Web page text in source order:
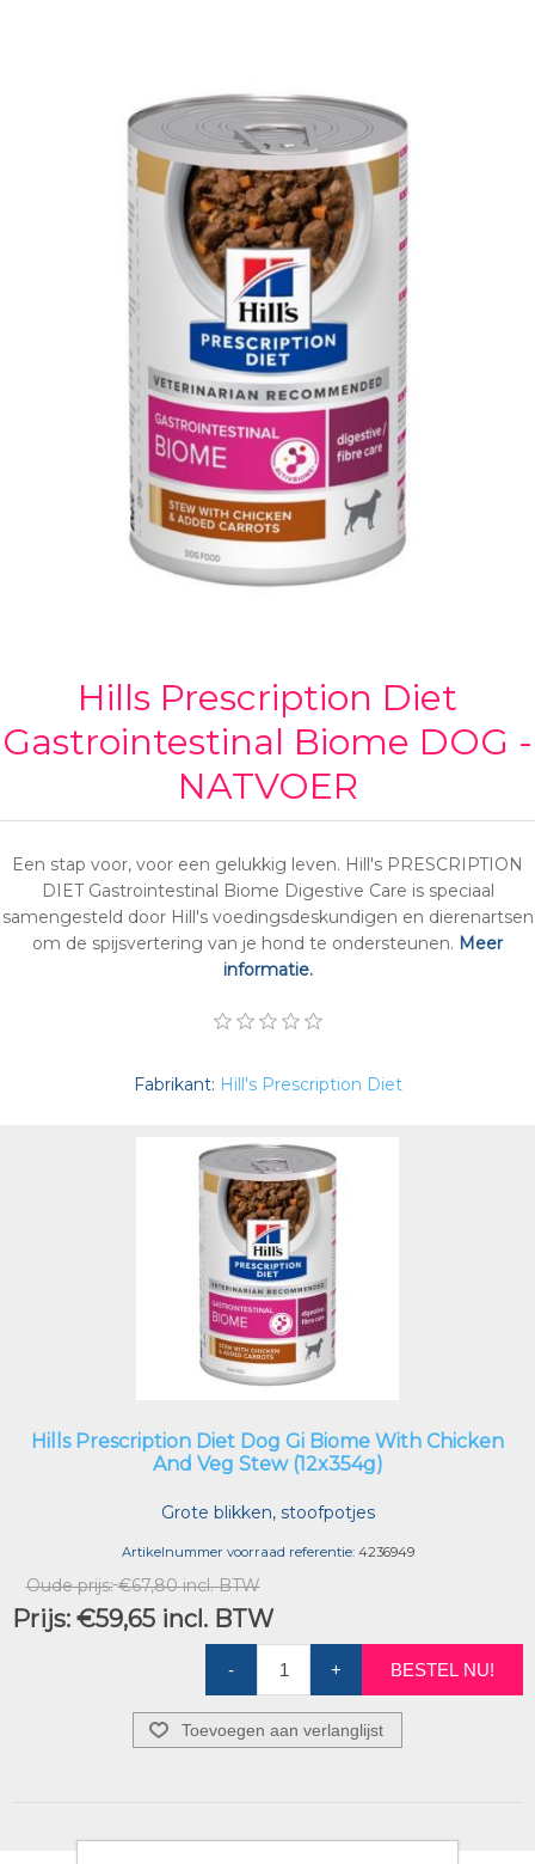
Hills Prescription Diet
Gastrointestinal Biome DOG -
NATVOER
Een stap voor, voor een gelukkig leven. Hill's PRESCRIPTION
DIET Gastrointestinal Biome Digestive Care is speciaal
samengesteld door Hill's voedingsdeskundigen en dierenartsen
om de spijsvertering van je hond te ondersteunen. Meer
informatie.
Fabrikant: Hill's Prescription Diet
Hills Prescription Diet Dog Gi Biome With Chicken
And Veg Stew (12x354g)
Grote blikken, stoofpotjes
Artikelnummer voorraad referentie: 4236949
Oude prijs: €67,80 incl. BTW
Prijs: €59,65 incl. BTW
- + BESTEL NU!
Toevoegen aan verlanglijst